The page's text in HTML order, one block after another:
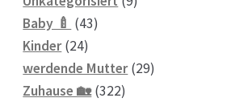
Baby 🍼 4343
Kinder 2424
Produkte
werdende Mutter 2929
Zuhause 🏡 322322